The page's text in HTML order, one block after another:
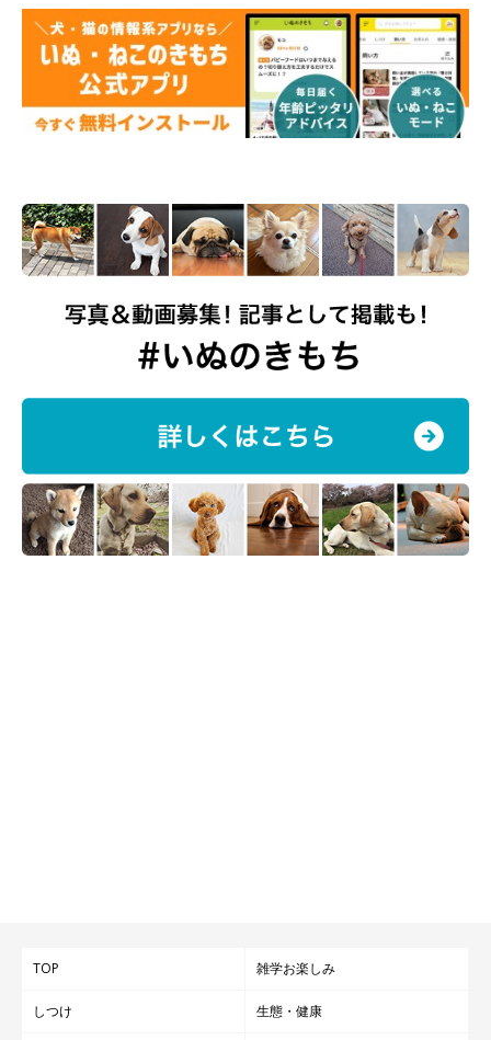
関連記事:
「ボクの爪伸びてないけど？」 爪切りが嫌い
な豆柴の「やめてアピール」が可愛すぎた
Twitterユーザー@shiba_chikuwaさんの愛犬・ちくわくん（♂・2
才／豆柴）は、爪切りが大嫌いみたい。爪切りをされそうになって
▼YouTubeはこちら
TOP 雑学お楽しみ
しつけ 生態・健康